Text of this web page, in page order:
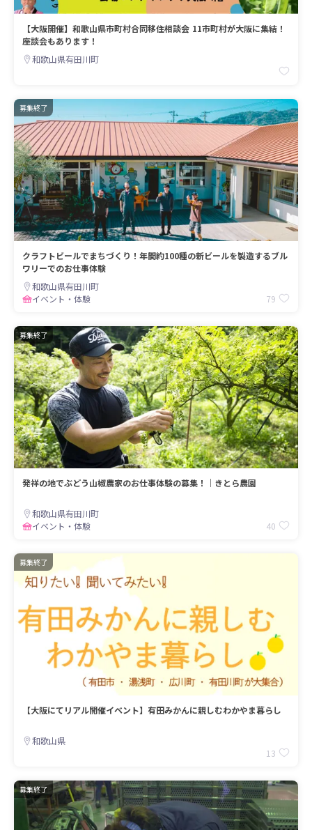
【大阪開催】和歌山県市町村合同移住相談会 11市町村が大阪に集結！
座談会もあります！
和歌山県有田川町
募集終了
クラフトビールでまちづくり！年間約100種の新ビールを製造するブル
ワリーでのお仕事体験
和歌山県有田川町
イベント・体験
79
募集終了
発祥の地でぶどう山椒農家のお仕事体験の募集！｜きとら農園
和歌山県有田川町
イベント・体験
40
募集終了
【大阪にてリアル開催イベント】有田みかんに親しむわかやま暮らし
和歌山県
13
募集終了